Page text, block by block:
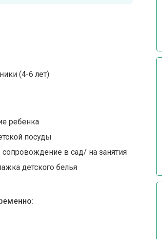
(4-6 лет)
ребенка
посуды
сопровождение в сад/ на занятия
детского белья